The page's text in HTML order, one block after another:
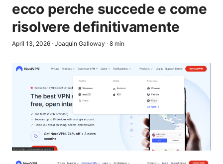
ecco perche succede e come
risolvere definitivamente
April 13, 2026 · Joaquin Galloway · 8 min